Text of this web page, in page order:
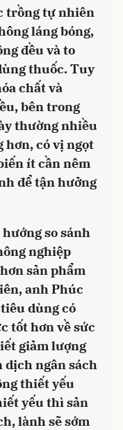
trồng tự nhiên
láng bóng,
đều và to
thuốc. Tuy
chất và
bên trong
thường nhiều
có vị ngọt
ít cần nêm
để tận hưởng
so sánh
nghiệp
sản phẩm
anh Phúc
dùng có
tốt hơn về sức
giảm lượng
dịch ngân sách
thiết yếu
yếu thì sản
lành sẽ sớm